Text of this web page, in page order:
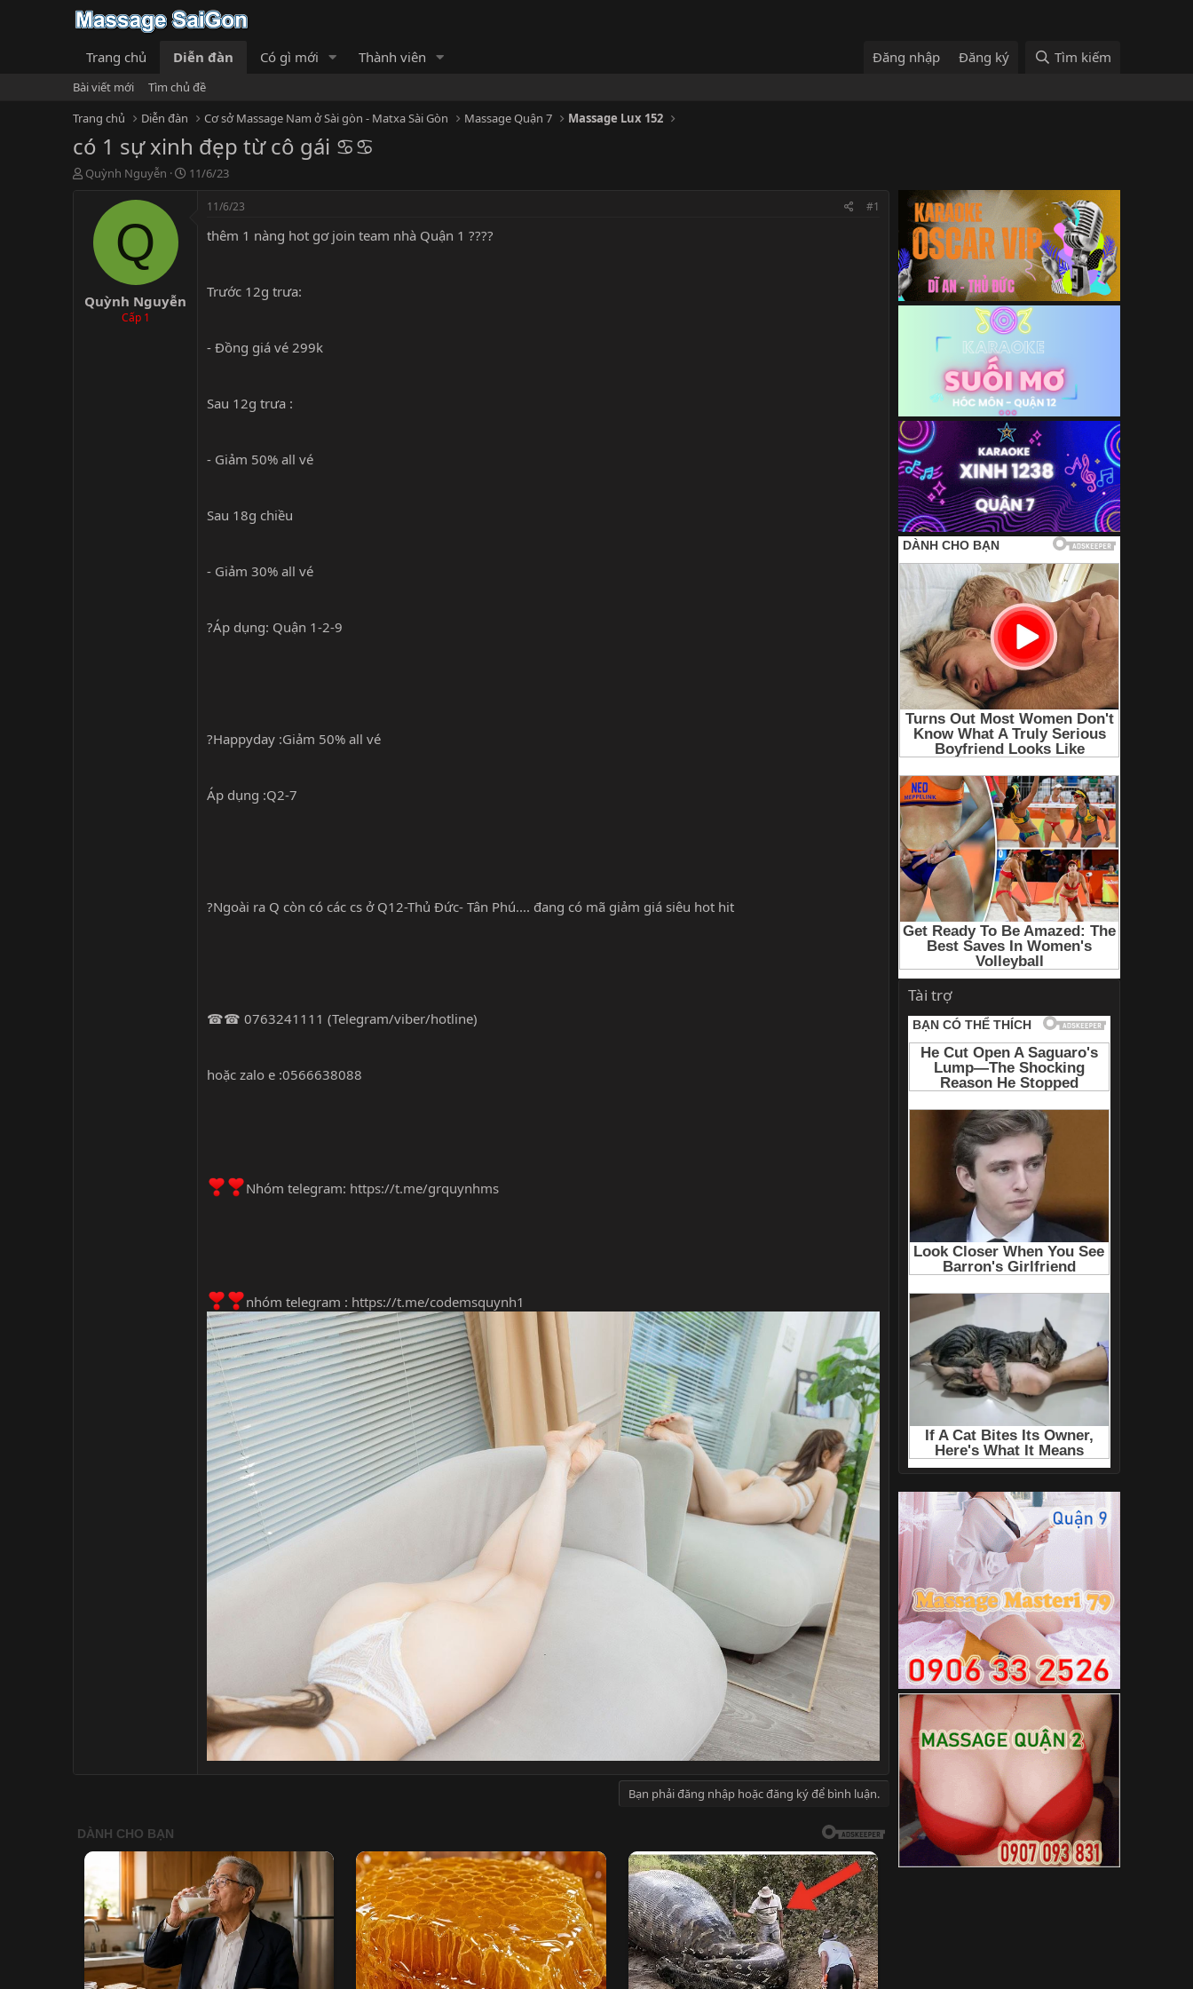
Trang chủ Diễn đàn Có gì mới Thành viên Đăng nhập Đăng ký Tìm kiếm
Bài viết mới
Tìm chủ đề
Trang chủ
Diễn đàn Cơ sở Massage Nam ở Sài gòn - Matxa Sài Gòn Massage Quận 7 Massage Lux 152
có 1 sự xinh đẹp từ cô gái ♋️♋️
T
a
Quỳnh Nguyễn
N
11/6/23
Q
Quỳnh Nguyễn
Cấp 1
11/6/23 #1
thêm 1 nàng hot gơ join team nhà Quận 1 ????
Trước 12g trưa:
- Đồng giá vé 299k
Sau 12g trưa :
- Giảm 50% all vé
Sau 18g chiều
- Giảm 30% all vé
?Áp dụng: Quận 1-2-9
?Happyday :Giảm 50% all vé
Áp dụng :Q2-7
?Ngoài ra Q còn có các cs ở Q12-Thủ Đức- Tân Phú.... đang có mã giảm giá siêu hot hit
☎☎ 0763241111 (Telegram/viber/hotline)
hoặc zalo e :0566638088
Nhóm telegram: https://t.me/grquynhms
nhóm telegram : https://t.me/codemsquynh1
Bạn phải đăng nhập hoặc đăng ký để bình luận.
Tài trợ